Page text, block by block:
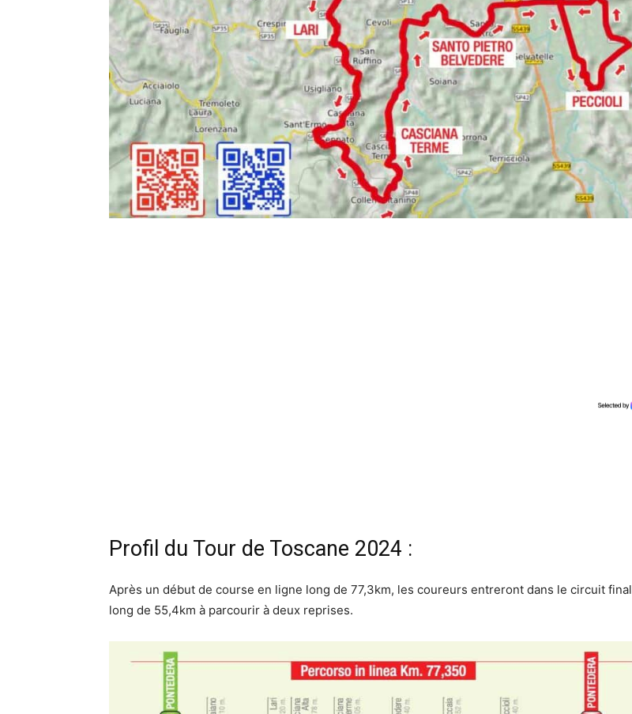
Profil du Tour de Toscane 2024 :
Après un début de course en ligne long de 77,3km, les coureurs entreront dans le circuit final
long de 55,4km à parcourir à deux reprises.